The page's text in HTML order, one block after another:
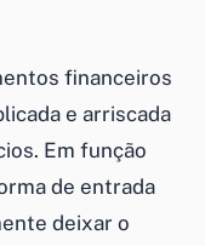
financeiros
e arriscada
Em função
de entrada
deixar o